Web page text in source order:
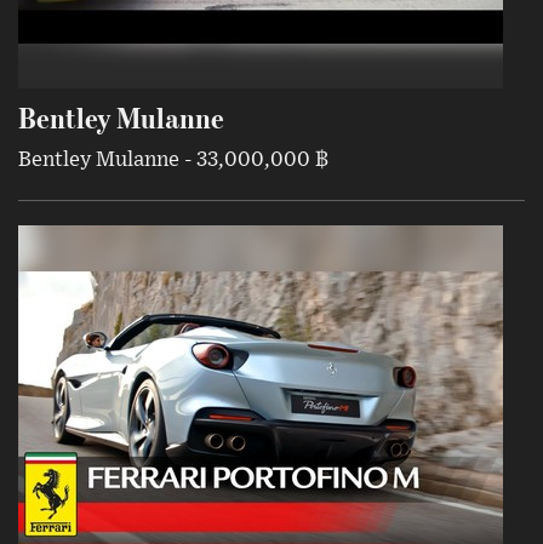
Bentley Mulanne
Bentley Mulanne - 33,000,000 ฿